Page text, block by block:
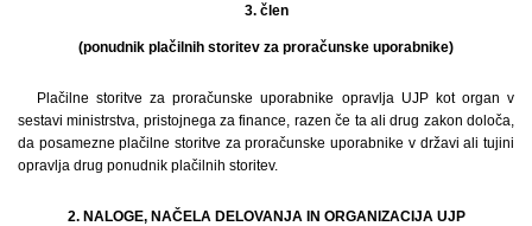
3. člen
(ponudnik plačilnih storitev za proračunske uporabnike)
Plačilne storitve za proračunske uporabnike opravlja UJP kot organ v
sestavi ministrstva, pristojnega za finance, razen če ta ali drug zakon določa,
da posamezne plačilne storitve za proračunske uporabnike v državi ali tujini
opravlja drug ponudnik plačilnih storitev.
2. NALOGE, NAČELA DELOVANJA IN ORGANIZACIJA UJP